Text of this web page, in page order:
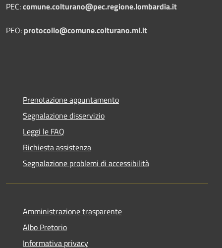
PEC:comune.colturano@pec.regione.lombardia.it
PEO: protocollo@comune.colturano.mi.it
Prenotazione appuntamento
Segnalazione disservizio
Leggi le FAQ
Richiesta assistenza
Segnalazione problemi di accessibilità
Amministrazione trasparente
Albo Pretorio
Informativa privacy